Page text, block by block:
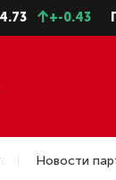
+-0.43
Новости